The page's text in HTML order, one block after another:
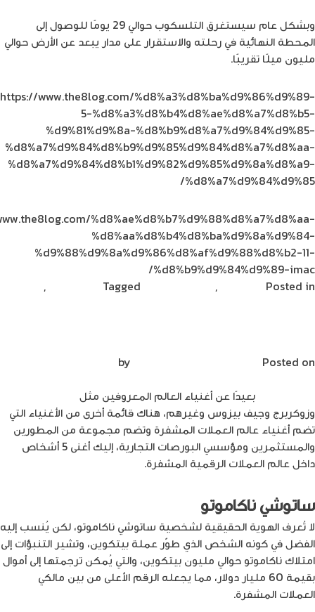
وبشكل عام سيستغرق التلسكوب حوالي 29 يومًا للوصول إلى
المحطة النهائية في رحلته والاستقرار على مدار يبعد عن الأرض حوالي
مليون ميلًا تقريبًا.
https://www.the8log.com/%d8%a3%d8%ba%d9%86%d9%89-
5-%d8%a3%d8%b4%d8%ae%d8%a7%d8%b5-
%d9%81%d9%8a-%d8%b9%d8%a7%d9%84%d9%85-
%d8%a7%d9%84%d8%b9%d9%85%d9%84%d8%a7%d8%aa-
%d8%a7%d9%84%d8%b1%d9%82%d9%85%d9%8a%d8%a9-
%d8%a7%d9%84%d9%85/
%d8%ae%d8%b7%d9%88%d8%a7%d8%aa-
%d8%aa%d8%b4%d8%ba%d9%8a%d9%84-
%d9%88%d9%8a%d9%86%d8%af%d9%88%d8%b2-11-
%d8%b9%d9%84%d9%89-imac/
Posted in
,
Tagged
,
وأقوى
تلسكوب
صنع
حتى
الآن
Posted on
بعيدًا عن أغنياء العالم المعروفين مثل
وزوكربرج وجيف بيزوس وغيرهم، هناك قائمة أخرى من الأغنياء التي
تضم أغنياء عالم العملات المشفرة وتضم مجموعة من المطورين
والمستثمرين ومؤسسي البورصات التجارية، إليك أغنى 5 أشخاص
داخل عالم العملات الرقمية المشفرة.
ساتوشي ناكاموتو
لا تُعرف الهوية الحقيقية لشخصية ساتوشي ناكاموتو، لكن يُنسب إليه
الفضل في كونه الشخص الذي طوّر عملة بيتكوين، وتشير التنبؤات إلى
امتلاك ناكاموتو حوالي مليون بيتكوين، والتي يُمكن ترجمتها إلى أموال
بقيمة 60 مليار دولار، مما يجعله الرقم الأعلى من بين مالكي
العملات المشفرة.